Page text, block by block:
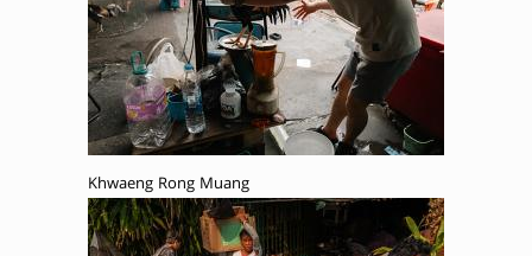
Khwaeng Rong Muang